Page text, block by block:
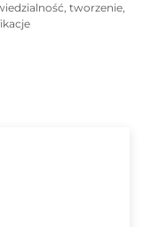
tworzenie,